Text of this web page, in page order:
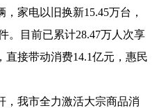
，家电以旧换新15.45万台，
。目前已累计28.47万人次享
直接带动消费14.1亿元，惠民
我市全力激活大宗商品消